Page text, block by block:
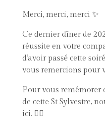
Merci, merci, merci ✨
Ce dernier dîner de
réussite en votre
d’avoir passé cette
vous remercions pour
Pour vous remémorer
de cette St Sylvestre,
ici. 👇🏼